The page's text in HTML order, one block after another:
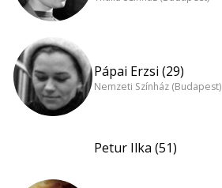
Pápai Erzsi (29)
Nemzeti Színház (Budapest)
Petur Ilka (51)